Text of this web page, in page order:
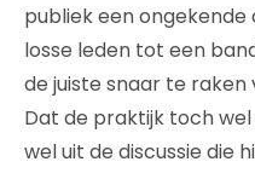
publiek een
losse leden tot een
de juiste snaar te
Dat de praktijk toch
wel uit de discussie die